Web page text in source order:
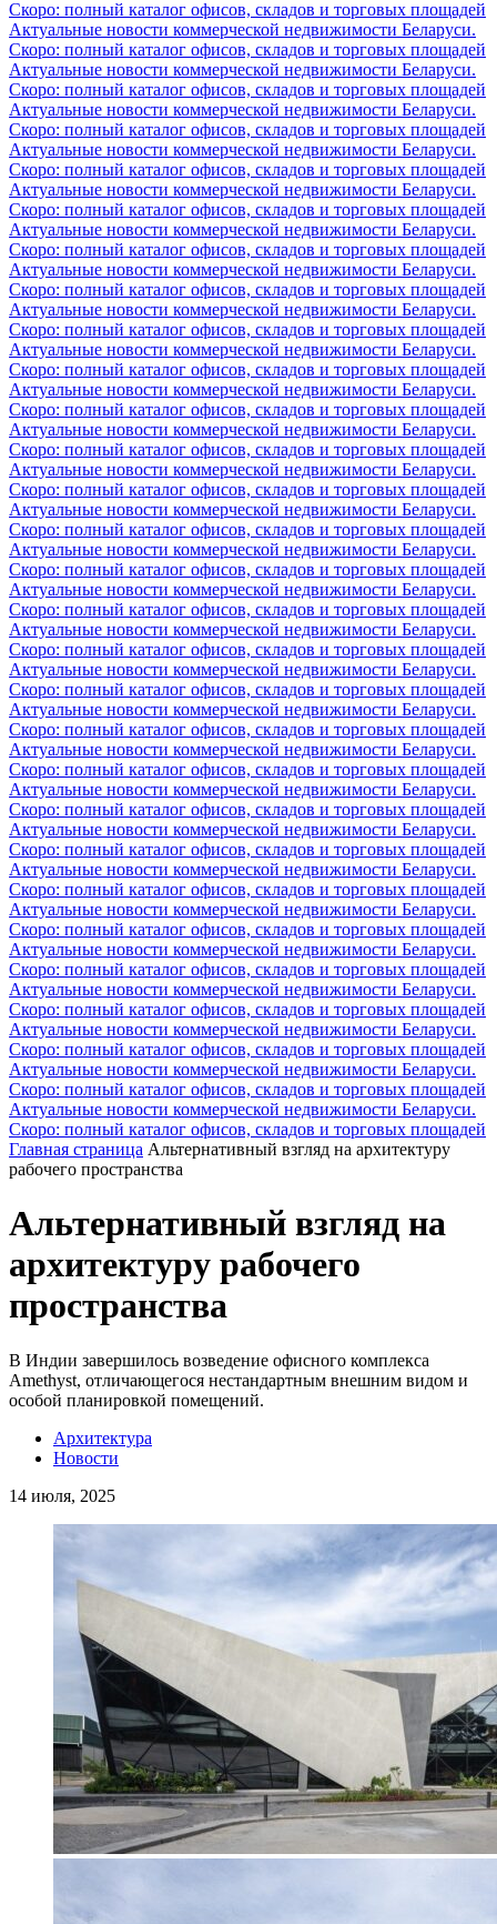
Скоро: полный каталог офисов, складов и торговых площадей
Актуальные новости коммерческой недвижимости Беларуси.
Скоро: полный каталог офисов, складов и торговых площадей
Актуальные новости коммерческой недвижимости Беларуси.
Скоро: полный каталог офисов, складов и торговых площадей
Актуальные новости коммерческой недвижимости Беларуси.
Скоро: полный каталог офисов, складов и торговых площадей
Актуальные новости коммерческой недвижимости Беларуси.
Скоро: полный каталог офисов, складов и торговых площадей
Актуальные новости коммерческой недвижимости Беларуси.
Скоро: полный каталог офисов, складов и торговых площадей
Актуальные новости коммерческой недвижимости Беларуси.
Скоро: полный каталог офисов, складов и торговых площадей
Актуальные новости коммерческой недвижимости Беларуси.
Скоро: полный каталог офисов, складов и торговых площадей
Актуальные новости коммерческой недвижимости Беларуси.
Скоро: полный каталог офисов, складов и торговых площадей
Актуальные новости коммерческой недвижимости Беларуси.
Скоро: полный каталог офисов, складов и торговых площадей
Актуальные новости коммерческой недвижимости Беларуси.
Скоро: полный каталог офисов, складов и торговых площадей
Актуальные новости коммерческой недвижимости Беларуси.
Скоро: полный каталог офисов, складов и торговых площадей
Актуальные новости коммерческой недвижимости Беларуси.
Скоро: полный каталог офисов, складов и торговых площадей
Актуальные новости коммерческой недвижимости Беларуси.
Скоро: полный каталог офисов, складов и торговых площадей
Актуальные новости коммерческой недвижимости Беларуси.
Скоро: полный каталог офисов, складов и торговых площадей
Актуальные новости коммерческой недвижимости Беларуси.
Скоро: полный каталог офисов, складов и торговых площадей
Актуальные новости коммерческой недвижимости Беларуси.
Скоро: полный каталог офисов, складов и торговых площадей
Актуальные новости коммерческой недвижимости Беларуси.
Скоро: полный каталог офисов, складов и торговых площадей
Актуальные новости коммерческой недвижимости Беларуси.
Скоро: полный каталог офисов, складов и торговых площадей
Актуальные новости коммерческой недвижимости Беларуси.
Скоро: полный каталог офисов, складов и торговых площадей
Актуальные новости коммерческой недвижимости Беларуси.
Скоро: полный каталог офисов, складов и торговых площадей
Актуальные новости коммерческой недвижимости Беларуси.
Скоро: полный каталог офисов, складов и торговых площадей
Актуальные новости коммерческой недвижимости Беларуси.
Скоро: полный каталог офисов, складов и торговых площадей
Актуальные новости коммерческой недвижимости Беларуси.
Скоро: полный каталог офисов, складов и торговых площадей
Актуальные новости коммерческой недвижимости Беларуси.
Скоро: полный каталог офисов, складов и торговых площадей
Актуальные новости коммерческой недвижимости Беларуси.
Скоро: полный каталог офисов, складов и торговых площадей
Актуальные новости коммерческой недвижимости Беларуси.
Скоро: полный каталог офисов, складов и торговых площадей
Актуальные новости коммерческой недвижимости Беларуси.
Скоро: полный каталог офисов, складов и торговых площадей
Актуальные новости коммерческой недвижимости Беларуси.
Скоро: полный каталог офисов, складов и торговых площадей
Главная страница Альтернативный взгляд на архитектуру
рабочего пространства
Альтернативный взгляд на
архитектуру рабочего
пространства
В Индии завершилось возведение офисного комплекса
Amethyst, отличающегося нестандартным внешним видом и
особой планировкой помещений.
Архитектура
Новости
14 июля, 2025